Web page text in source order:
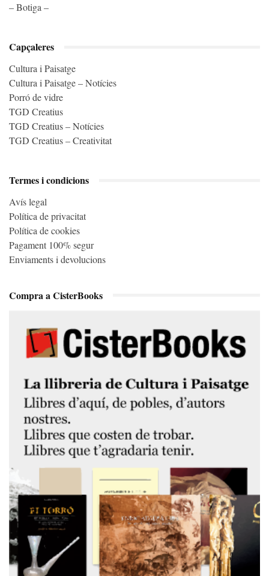
– Botiga –
Capçaleres
Cultura i Paisatge
Cultura i Paisatge – Notícies
Porró de vidre
TGD Creatius
TGD Creatius – Notícies
TGD Creatius – Creativitat
Termes i condicions
Avís legal
Política de privacitat
Política de cookies
Pagament 100% segur
Enviaments i devolucions
Compra a CisterBooks